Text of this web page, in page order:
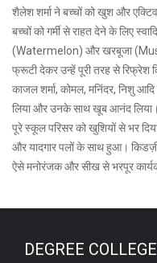
शैलेश शर्मा ने बच्चों को खुश और
बच्चों को गर्मी से राहत देने के लिए
(Watermelon) और खरबूजा
फ्रूटी देकर उन्हें पूरी तरह से रिफ्रेश
काजल शर्मा, कोमल, मनिंदर, निशु आदि
लिया और उनके साथ खूब आनंद लिया।
पूरे स्कूल परिसर को खुशियों से भर
और यादगार पलों के साथ हुआ।
ऐसे मनोरंजक और सीख से भरपूर
DEGREE COLLEGE